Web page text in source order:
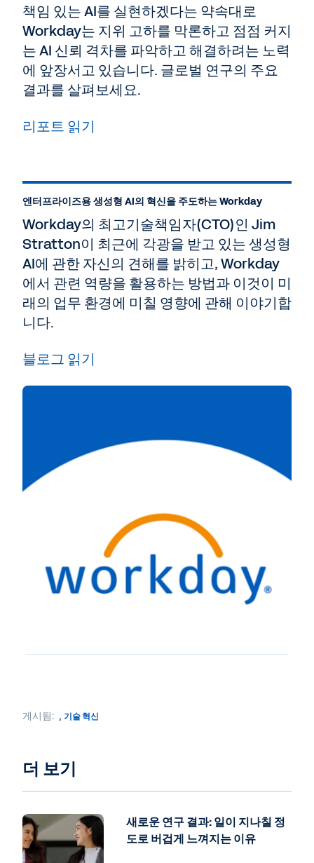
책임 있는 AI를 실현하겠다는 약속대로
Workday는 지위 고하를 막론하고 점점 커지
는 AI 신뢰 격차를 파악하고 해결하려는 노력
에 앞장서고 있습니다. 글로벌 연구의 주요
결과를 살펴보세요.
리포트 읽기
엔터프라이즈용 생성형 AI의 혁신을 주도하는 Workday
Workday의 최고기술책임자(CTO)인 Jim
Stratton이 최근에 각광을 받고 있는 생성형
AI에 관한 자신의 견해를 밝히고, Workday
에서 관련 역량을 활용하는 방법과 이것이 미
래의 업무 환경에 미칠 영향에 관해 이야기합
니다.
블로그 읽기
게시됨: , 기술 혁신
더 보기
새로운 연구 결과: 일이 지나칠 정
도로 버겁게 느껴지는 이유